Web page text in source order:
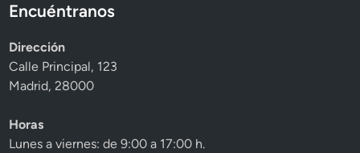
Encuéntranos
Dirección
Calle Principal, 123
Madrid, 28000
Horas
Lunes a viernes: de 9:00 a 17:00 h.